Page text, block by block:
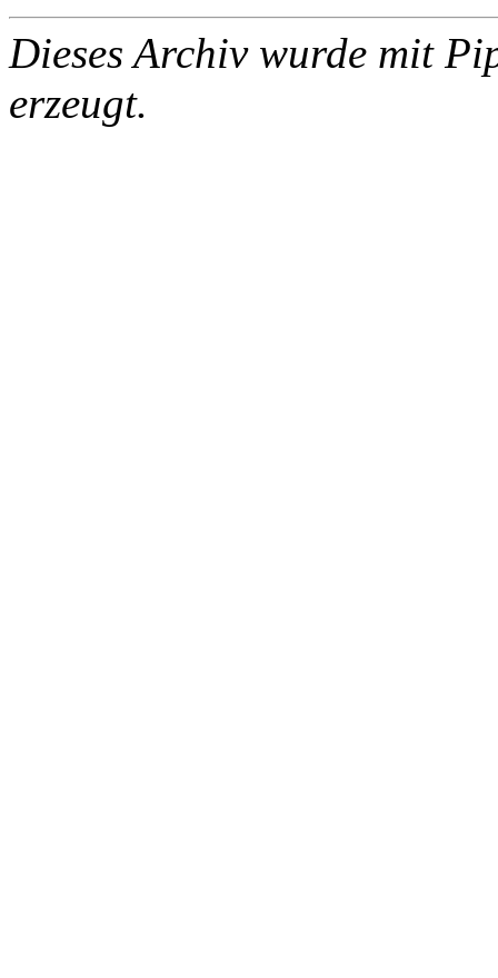
Dieses Archiv wurde mit
erzeugt.